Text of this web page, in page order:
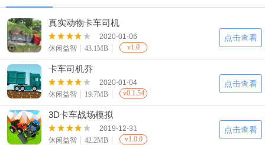
真实动物卡车司机
2020-01-06
休闲益智
43.1MB v1.0
点击查看
卡车司机乔
2020-01-04
休闲益智
19.7MB v0.1.54
点击查看
3D卡车战场模拟
2019-12-31
休闲益智
42.2MB v1.0.0
点击查看